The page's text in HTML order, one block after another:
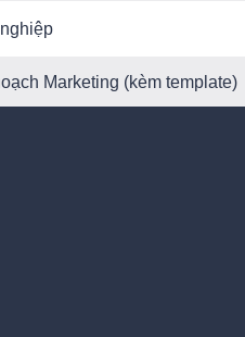
Marketing (kèm template)